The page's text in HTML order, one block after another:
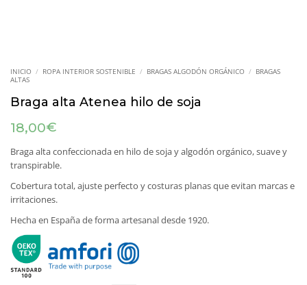
INICIO / ROPA INTERIOR SOSTENIBLE / BRAGAS ALGODÓN ORGÁNICO / BRAGAS
ALTAS
Braga alta Atenea hilo de soja
18,00€
Braga alta confeccionada en hilo de soja y algodón orgánico, suave y
transpirable.
Cobertura total, ajuste perfecto y costuras planas que evitan marcas e
irritaciones.
Hecha en España de forma artesanal desde 1920.